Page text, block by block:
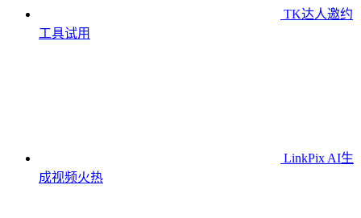
TK达人邀约
工具试用
LinkPix AI生
成视频火热